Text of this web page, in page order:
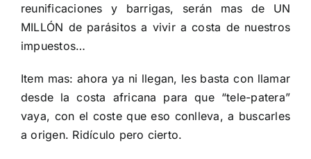
reunificaciones y barrigas, serán mas de UN
MILLÓN de parásitos a vivir a costa de nuestros
impuestos…
Item mas: ahora ya ni llegan, les basta con llamar
desde la costa africana para que “tele-patera”
vaya, con el coste que eso conlleva, a buscarles
a origen. Ridículo pero cierto.